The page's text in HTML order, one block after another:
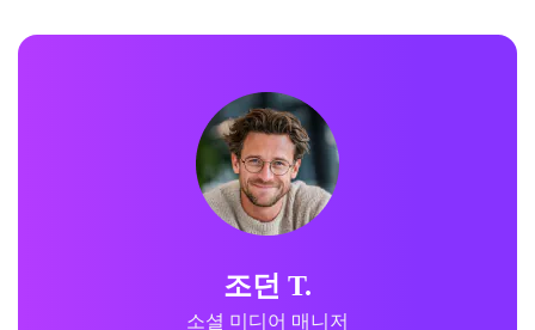
조던 T.
소셜 미디어 매니저